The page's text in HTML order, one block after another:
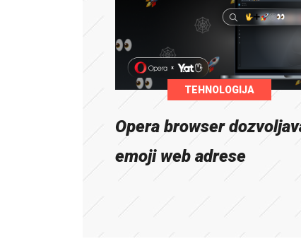
TEHNOLOGIJA
Opera browser
emoji web adrese